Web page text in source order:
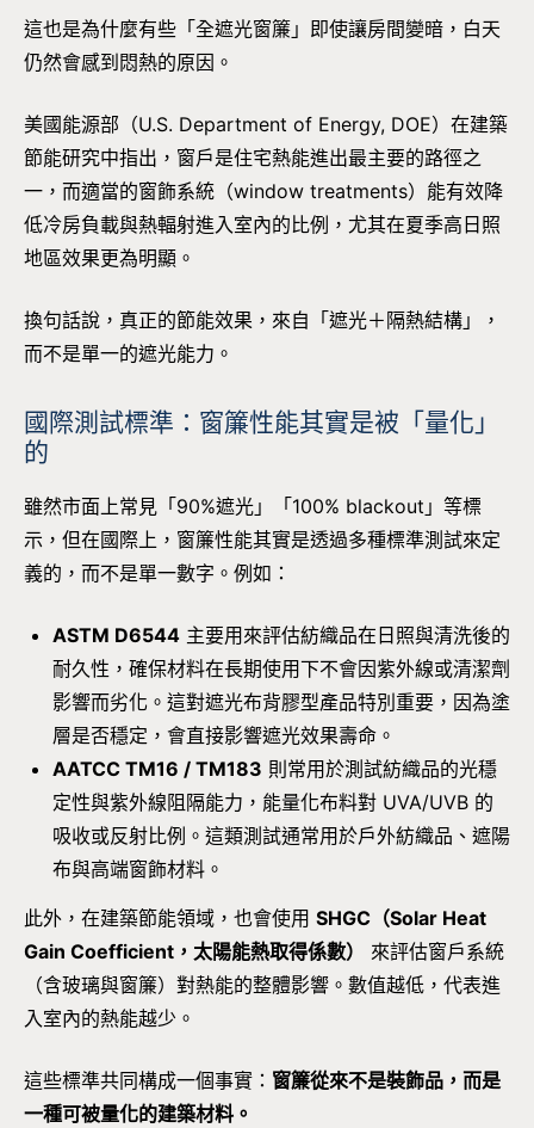
這也是為什麼有些「全遮光窗簾」即使讓房間變暗，白天
仍然會感到悶熱的原因。
美國能源部（U.S. Department of Energy, DOE）在建築
節能研究中指出，窗戶是住宅熱能進出最主要的路徑之
一，而適當的窗飾系統（window treatments）能有效降
低冷房負載與熱輻射進入室內的比例，尤其在夏季高日照
地區效果更為明顯。
換句話說，真正的節能效果，來自「遮光＋隔熱結構」，
而不是單一的遮光能力。
國際測試標準：窗簾性能其實是被「量化」
的
雖然市面上常見「90%遮光」「100% blackout」等標
示，但在國際上，窗簾性能其實是透過多種標準測試來定
義的，而不是單一數字。例如：
ASTM D6544 主要用來評估紡織品在日照與清洗後的
耐久性，確保材料在長期使用下不會因紫外線或清潔劑
影響而劣化。這對遮光布背膠型產品特別重要，因為塗
層是否穩定，會直接影響遮光效果壽命。
AATCC TM16 / TM183 則常用於測試紡織品的光穩
定性與紫外線阻隔能力，能量化布料對 UVA/UVB 的
吸收或反射比例。這類測試通常用於戶外紡織品、遮陽
布與高端窗飾材料。
此外，在建築節能領域，也會使用 SHGC（Solar Heat
Gain Coefficient，太陽能熱取得係數）
來評估窗戶系統
（含玻璃與窗簾）對熱能的整體影響。數值越低，代表進
入室內的熱能越少。
這些標準共同構成一個事實： 窗簾從來不是裝飾品，而是
一種可被量化的建築材料。